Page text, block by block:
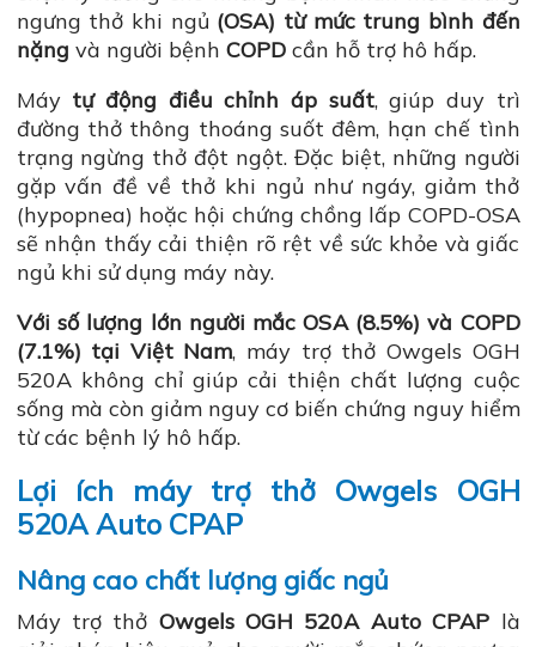
ngưng thở khi ngủ (OSA) từ mức trung bình đến
nặng và người bệnh COPDcần hỗ trợ hô hấp.
Máy tự động điều chỉnh áp suất, giúp duy trì
đường thở thông thoáng suốt đêm, hạn chế tình
trạng ngừng thở đột ngột. Đặc biệt, những người
gặp vấn đề về thở khi ngủ như ngáy, giảm thở
(hypopnea) hoặc hội chứng chồng lấp COPD-OSA
sẽ nhận thấy cải thiện rõ rệt về sức khỏe và giấc
ngủ khi sử dụng máy này.
Với số lượng lớn người mắc OSA (8.5%) và COPD
(7.1%) tại Việt Nam, máy trợ thở Owgels OGH
520A không chỉ giúp cải thiện chất lượng cuộc
sống mà còn giảm nguy cơ biến chứng nguy hiểm
từ các bệnh lý hô hấp.
Lợi ích máy trợ thở Owgels OGH
520A Auto CPAP
Nâng cao chất lượng giấc ngủ
Máy trợ thở Owgels OGH 520A Auto CPAP là